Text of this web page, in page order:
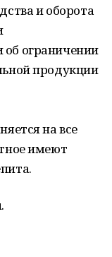
и оборота
ограничении
продукции
на все
имеют